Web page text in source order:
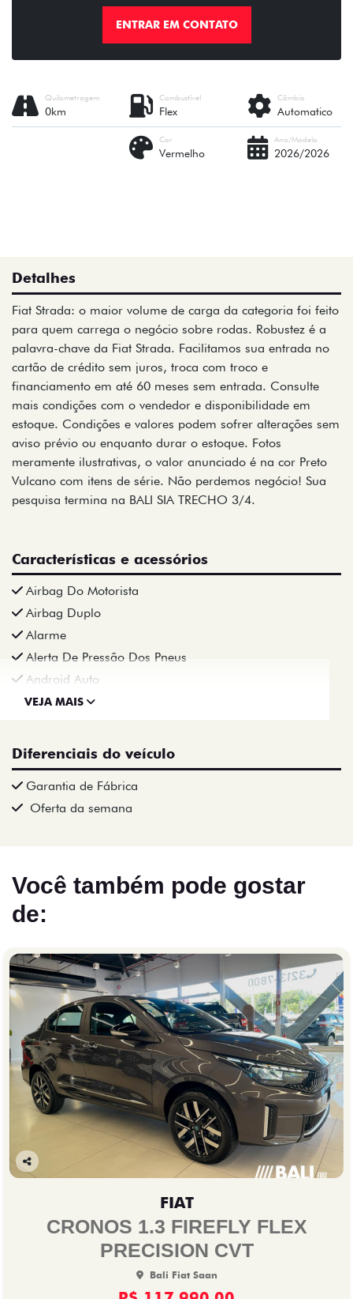
ENTRAR EM CONTATO
Câmbio
Automatico
Combustível
Flex
Quilometragem
0km
Ano/Modelo
2026/2026
Cor
Vermelho
Detalhes
Fiat Strada: o maior volume de carga da categoria foi feito
para quem carrega o negócio sobre rodas. Robustez é a
palavra-chave da Fiat Strada. Facilitamos sua entrada no
cartão de crédito sem juros, troca com troco e
financiamento em até 60 meses sem entrada. Consulte
mais condições com o vendedor e disponibilidade em
estoque. Condições e valores podem sofrer alterações sem
aviso prévio ou enquanto durar o estoque. Fotos
meramente ilustrativas, o valor anunciado é na cor Preto
Vulcano com itens de série. Não perdemos negócio! Sua
pesquisa termina na BALI SIA TRECHO 3/4.
Características e acessórios
Airbag Do Motorista
Airbag Duplo
Alarme
Alerta De Pressão Dos Pneus
Android Auto
VEJA MAIS
Diferenciais do veículo
Garantia de Fábrica
Oferta da semana
Você também pode gostar
de:
Co
FIAT
CRONOS 1.3 FIREFLY FLEX
PRECISION CVT
Bali Fiat Saan